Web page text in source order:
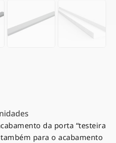
da porta “testeira
para o acabamento